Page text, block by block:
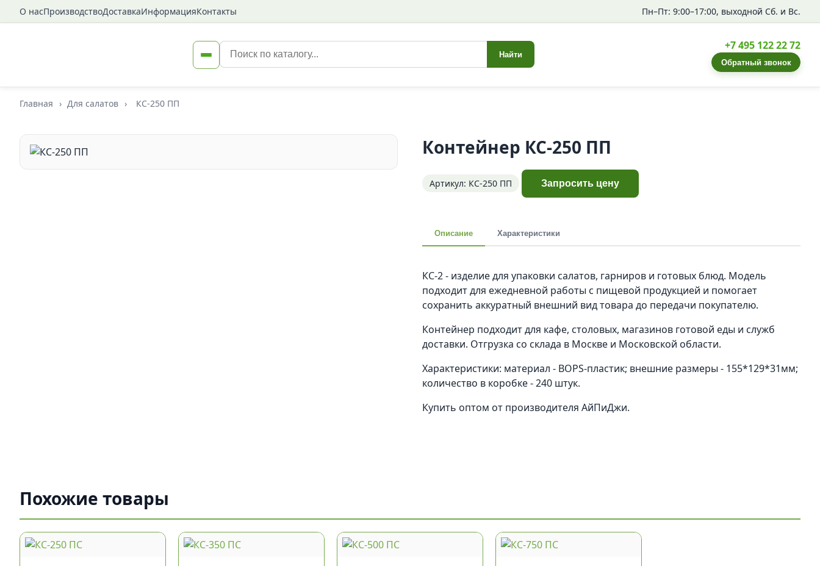
О насПроизводствоДоставкаИнформацияКонтакты Пн–Пт: 9:00–17:00, выходной Сб. и Вс.
Найти
+7 495 122 22 72
Обратный звонок
Главная › Для салатов › КС-250 ПП
Контейнер КС-250 ПП
Артикул: КС-250 ПП Запросить цену
Описание Характеристики
КС-2 - изделие для упаковки салатов, гарниров и готовых блюд. Модель
подходит для ежедневной работы с пищевой продукцией и помогает
сохранить аккуратный внешний вид товара до передачи покупателю.
Контейнер подходит для кафе, столовых, магазинов готовой еды и служб
доставки. Отгрузка со склада в Москве и Московской области.
Характеристики: материал - BOPS-пластик; внешние размеры - 155*129*31мм;
количество в коробке - 240 штук.
Купить оптом от производителя АйПиДжи.
Похожие товары